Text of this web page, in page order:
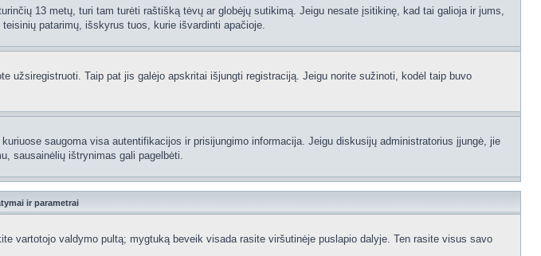
13 metų, turi tam turėti raštišką tėvų ar globėjų sutikimą. Jeigu nesate įsitikinę, kad tai galioja ir jums,
patarimų, išskyrus tuos, kurie išvardinti apačioje.
užsiregistruoti. Taip pat jis galėjo apskritai išjungti registraciją. Jeigu norite sužinoti, kodėl taip buvo
saugoma visa autentifikacijos ir prisijungimo informacija. Jeigu diskusijų administratorius įjungė, jie
sausainėlių ištrynimas gali pagelbėti.
ir parametrai
vartotojo valdymo pultą; mygtuką beveik visada rasite viršutinėje puslapio dalyje. Ten rasite visus savo